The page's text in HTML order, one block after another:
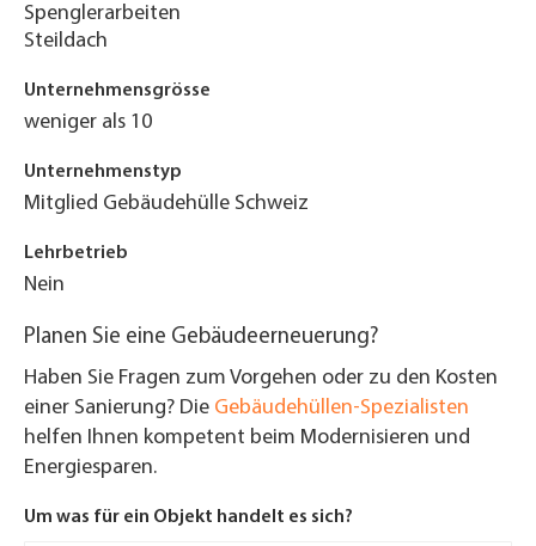
Spenglerarbeiten
Steildach
Unternehmensgrösse
weniger als 10
Unternehmenstyp
Mitglied Gebäudehülle Schweiz
Lehrbetrieb
Nein
Planen Sie eine Gebäudeerneuerung?
Haben Sie Fragen zum Vorgehen oder zu den Kosten
einer Sanierung? Die Gebäudehüllen-Spezialisten
helfen Ihnen kompetent beim Modernisieren und
Energiesparen.
Um was für ein Objekt handelt es sich?